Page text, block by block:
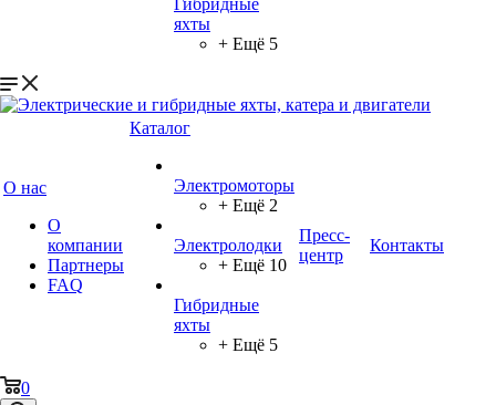
Гибридные
яхты
+ Ещё 5
О нас
О
компании
Партнеры
FAQ
Каталог
Электромоторы
+ Ещё 2
Электролодки
+ Ещё 10
Гибридные
яхты
+ Ещё 5
Пресс-
центр
Контакты
0